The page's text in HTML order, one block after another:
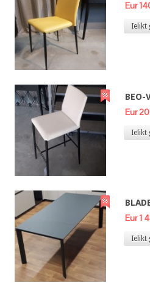
Eur
Ielikt
BEO-
Eur
Ielikt
Eur 1
Ielikt